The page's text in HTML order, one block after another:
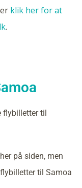
klik her for at
.
flybilletter til
på siden, men
til Samoa